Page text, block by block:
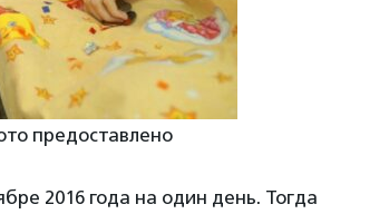
предоставлено
2016 года на один день. Тогда